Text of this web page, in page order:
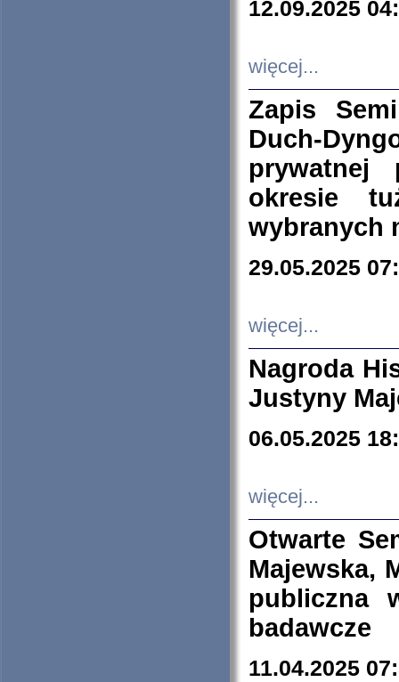
12.09.2025
więcej...
Zapis
Duch-
prywatnej
okresie
wybranych
29.05.2025
więcej...
Nagroda
Justyny
06.05.2025
więcej...
Otwarte
Majewska,
publiczna
badawcze
11.04.2025